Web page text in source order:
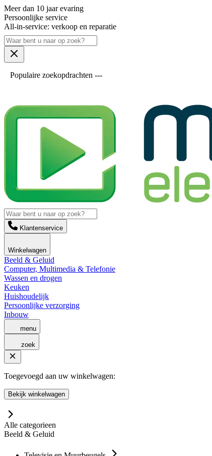
Meer dan 10 jaar evaring
Persoonlijke service
All-in-service: verkoop en reparatie
Populaire zoekopdrachten ---
Klantenservice
Winkelwagen
Beeld & Geluid
Computer, Multimedia & Telefonie
Wassen en drogen
Keuken
Huishoudelijk
Persoonlijke verzorging
Inbouw
menu
zoek
Toegevoegd aan uw winkelwagen:
Bekijk winkelwagen
Alle categorieen
Beeld & Geluid